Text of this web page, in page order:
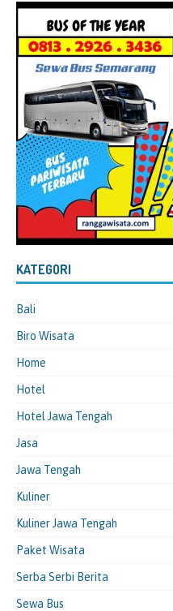
KATEGORI
Bali
Biro Wisata
Home
Hotel
Hotel Jawa Tengah
Jasa
Jawa Tengah
Kuliner
Kuliner Jawa Tengah
Paket Wisata
Serba Serbi Berita
Sewa Bus